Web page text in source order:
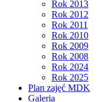
Rok 2013
Rok 2012
Rok 2011
Rok 2010
Rok 2009
Rok 2008
Rok 2024
Rok 2025
Plan zajęć MDK
Galeria